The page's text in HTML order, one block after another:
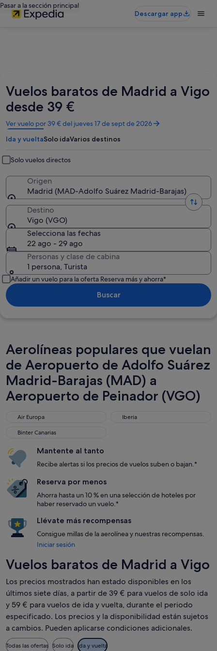
Pasar a la sección principal
Descargar app
Vuelos baratos de Madrid a Vigo
desde 39 €
Ver vuelo por 39 € del jueves 17 de sept de 2026
Se
abre
en
ventana
nueva
Ida y vueltaSolo idaVarios destinos
Solo vuelos directos
Origen
Madrid (MAD-Adolfo Suárez Madrid-Barajas)
Destino
Vigo (VGO)
Selecciona las fechas
22 ago - 29 ago
Personas y clase de cabina
1 persona, Turista
Añadir un vuelo para la oferta Reserva más y ahorra*
Buscar
Aerolíneas populares que vuelan
de Aeropuerto de Adolfo Suárez
Madrid-Barajas (MAD) a
Aeropuerto de Peinador (VGO)
Air Europa
Air Europa Iberia
Iberia
Binter Canarias
Binter Canarias
Mantente al tanto
Recibe alertas si los precios de vuelos suben o bajan.*
Reserva por menos
Ahorra hasta un 10 % en una selección de hoteles por
haber reservado un vuelo.*
Llévate más recompensas
Consigue millas de la aerolínea y nuestras recompensas.
Iniciar sesión
Vuelos baratos de Madrid a Vigo
Los precios mostrados han estado disponibles en los
últimos siete días, a partir de 39 € para vuelos de solo ida
y 59 € para vuelos de ida y vuelta, durante el periodo
especificado. Los precios y la disponibilidad están sujetos
a cambios. Pueden aplicarse condiciones adicionales.
Todas las ofertas Solo ida Ida y vuelta